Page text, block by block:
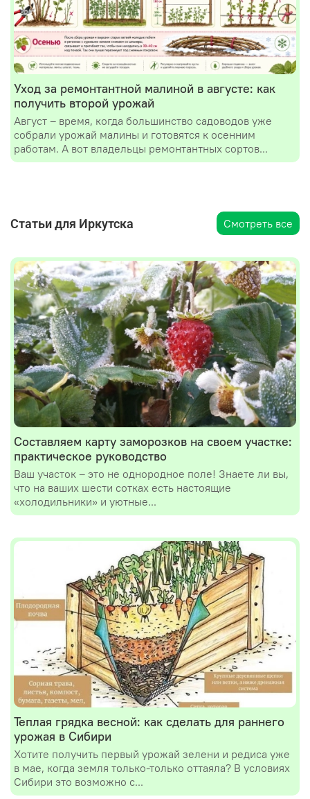
Уход за ремонтантной малиной в августе: как
получить второй урожай
Август – время, когда большинство садоводов уже
собрали урожай малины и готовятся к осенним
работам. А вот владельцы ремонтантных сортов...
Статьи для Иркутска Смотреть все
Составляем карту заморозков на своем участке:
практическое руководство
Ваш участок – это не однородное поле! Знаете ли вы,
что на ваших шести сотках есть настоящие
«холодильники» и уютные...
Теплая грядка весной: как сделать для раннего
урожая в Сибири
Хотите получить первый урожай зелени и редиса уже
в мае, когда земля только-только оттаяла? В условиях
Сибири это возможно с...